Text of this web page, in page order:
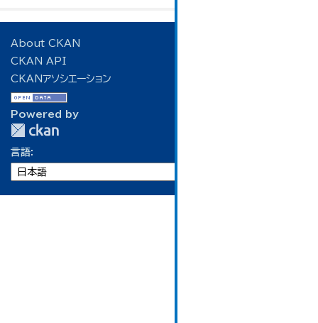
About CKAN
CKAN API
CKANアソシエーション
Powered by
言語